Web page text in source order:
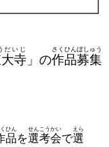
寺
だいじ
」の作品
さくひん
募集
ぼしゅう
品
ひん
を選考会
せんこうかい
で選
えら